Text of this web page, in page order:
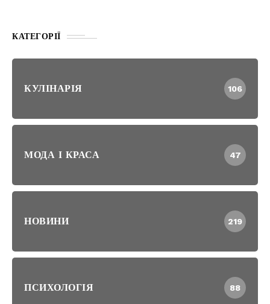
КАТЕГОРІЇ
КУЛІНАРІЯ 106
МОДА І КРАСА 47
НОВИНИ 219
ПСИХОЛОГІЯ 88